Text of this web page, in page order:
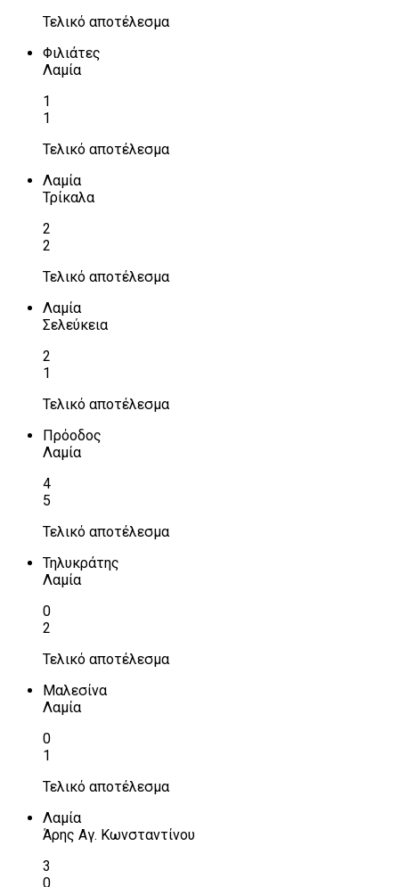
Τελικό αποτέλεσμα
Φιλιάτες
Λαμία
1
1
Τελικό αποτέλεσμα
Λαμία
Τρίκαλα
2
2
Τελικό αποτέλεσμα
Λαμία
Σελεύκεια
2
1
Τελικό αποτέλεσμα
Πρόοδος
Λαμία
4
5
Τελικό αποτέλεσμα
Τηλυκράτης
Λαμία
0
2
Τελικό αποτέλεσμα
Μαλεσίνα
Λαμία
0
1
Τελικό αποτέλεσμα
Λαμία
Άρης Αγ. Κωνσταντίνου
3
0